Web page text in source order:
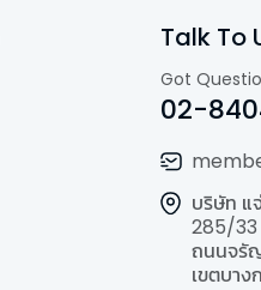
Talk To
Got
02-
บริษัท แ
285/33
ถนนจรั
เขตบา